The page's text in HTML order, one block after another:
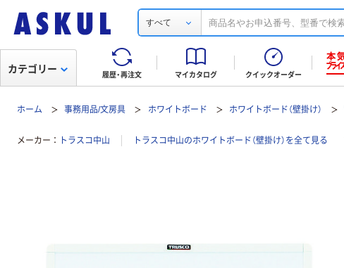
すべて
履歴・再注文 マイカタログ クイックオーダー
カテゴリー
ホーム 事務用品/文房具 ホワイトボード ホワイトボード（壁掛け）
メーカー トラスコ中山 トラスコ中山のホワイトボード（壁掛け）を全て見る